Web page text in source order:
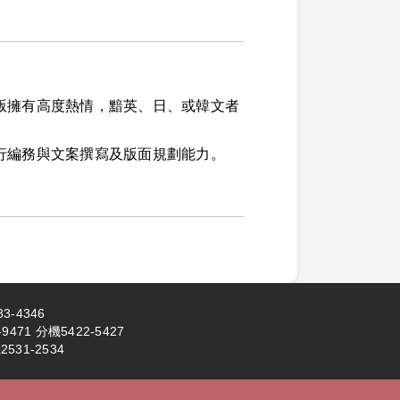
有高度熱情，黯英、日、或韓文者
務與文案撰寫及版面規劃能力。
4346
分機5422-5427
2534